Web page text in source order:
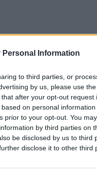
Personal Information
to third parties, or
by us, please use
after your opt-out request
on personal
prior to your opt-out. You
by third parties on
be disclosed by us to third
disclose it to other third